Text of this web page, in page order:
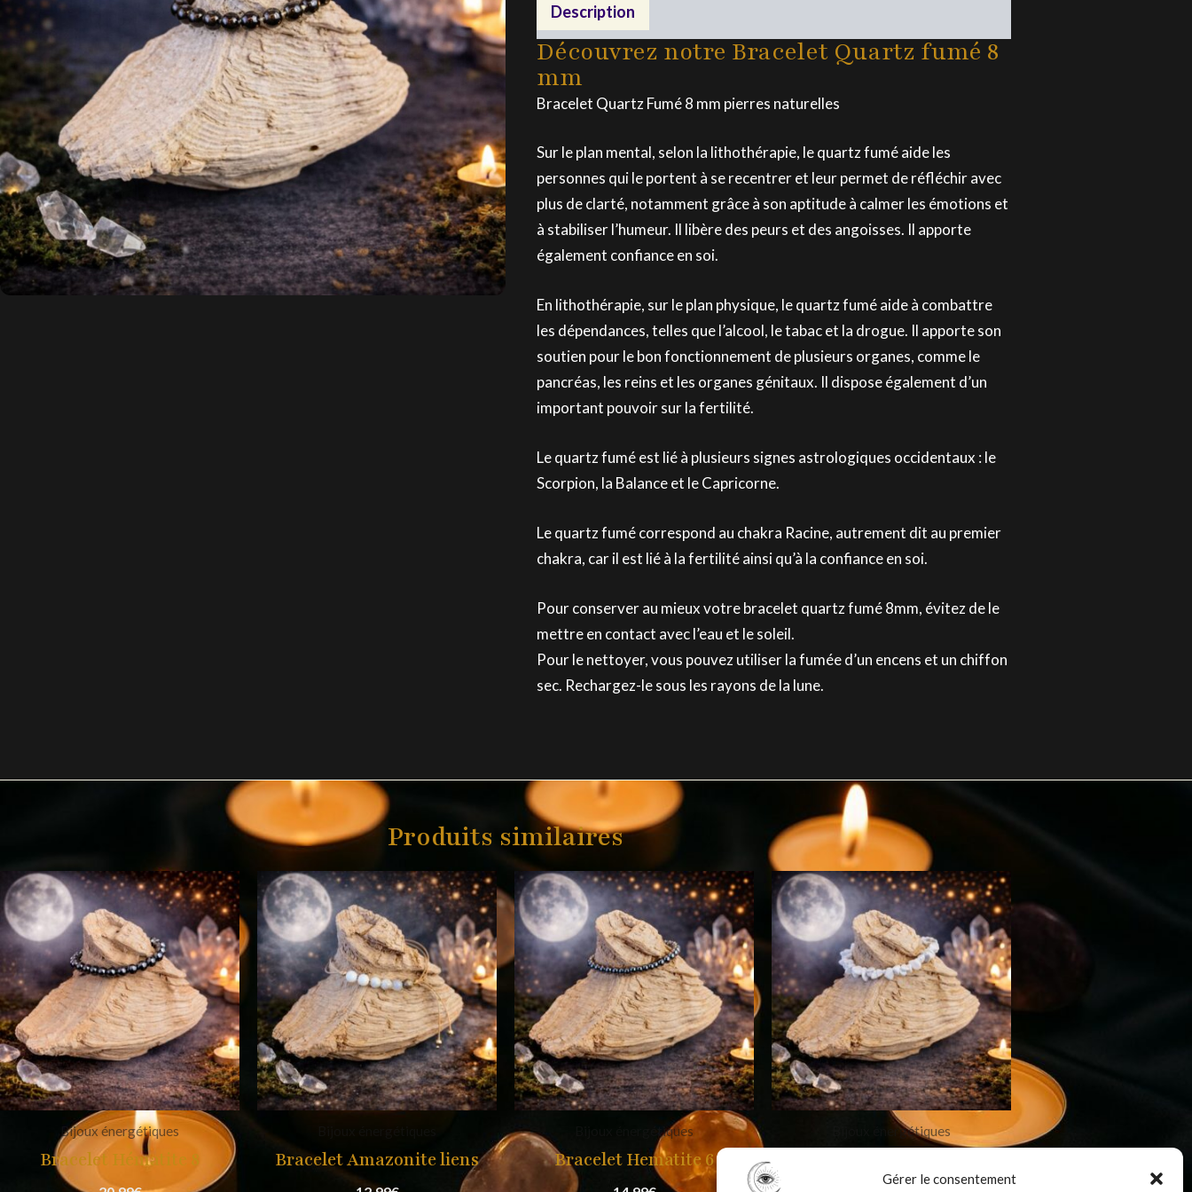
Gérer le consentement
Fumé
Description
Découvrez notre Bracelet Quartz fumé 8
mm
Bracelet Quartz Fumé 8 mm pierres naturelles
Sur le plan mental, selon la lithothérapie, le quartz fumé aide les
personnes qui le portent à se recentrer et leur permet de réfléchir avec
plus de clarté, notamment grâce à son aptitude à calmer les émotions et
à stabiliser l’humeur. Il libère des peurs et des angoisses. Il apporte
également confiance en soi.
En lithothérapie, sur le plan physique, le quartz fumé aide à combattre
les dépendances, telles que l’alcool, le tabac et la drogue. Il apporte son
soutien pour le bon fonctionnement de plusieurs organes, comme le
pancréas, les reins et les organes génitaux. Il dispose également d’un
important pouvoir sur la fertilité.
Le quartz fumé est lié à plusieurs signes astrologiques occidentaux : le
Scorpion, la Balance et le Capricorne.
Le quartz fumé correspond au chakra Racine, autrement dit au premier
chakra, car il est lié à la fertilité ainsi qu’à la confiance en soi.
Pour conserver au mieux votre bracelet quartz fumé 8mm, évitez de le
mettre en contact avec l’eau et le soleil.
Pour le nettoyer, vous pouvez utiliser la fumée d’un encens et un chiffon
sec. Rechargez-le sous les rayons de la lune.
Produits similaires
Bijoux énergétiques
Bracelet Hématite 8 Bracelet Amazonite liens
Bijoux énergétiques
Bracelet Hematite 6
Bijoux énergétiques